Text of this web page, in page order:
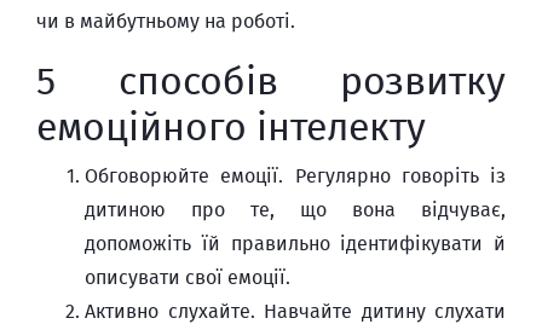
чи в майбутньому на роботі.
5 способів розвитку
емоційного інтелекту
Обговорюйте емоції. Регулярно говоріть із
дитиною про те, що вона відчуває,
допоможіть їй правильно ідентифікувати й
описувати свої емоції.
Активно слухайте. Навчайте дитину слухати